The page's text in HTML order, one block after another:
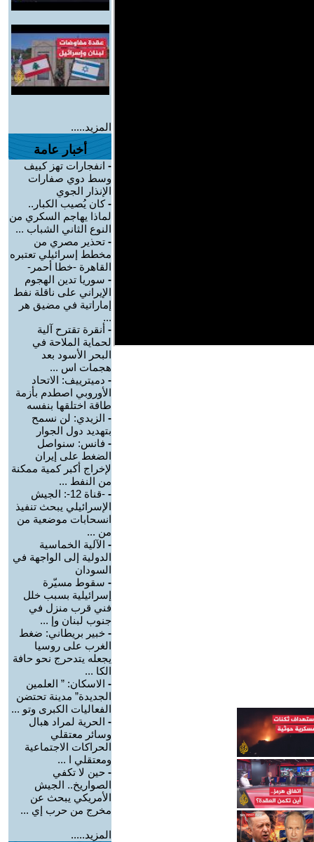
المزيد.....
أخبار عامة
- انفجارات تهز كييف
وسط دوي صفارات
الإنذار الجوي
-كان يُصيب الكبار..
لماذا يهاجم السكري من
النوع الثاني الشباب ...
- تحذير مصري من
مخطط إسرائيلي تعتبره
القاهرة -خطا أحمر-
- سوريا تدين الهجوم
الإيراني على ناقلة نفط
إماراتية في مضيق هر
...
- أنقرة تقترح آلية
لحماية الملاحة في
البحر الأسود بعد
هجمات اس ...
- دميترييف: الاتحاد
الأوروبي اصطدم بأزمة
طاقة اختلقها بنفسه
- الزيدي: لن نسمح
بتهديد دول الجوار
- فانس: سنواصل
الضغط على إيران
لإخراج أكبر كمية ممكنة
من النفط ...
-
-قناة 12-: الجيش
الإسرائيلي يبحث تنفيذ
انسحابات موضعية من
من ...
- الآلية الخماسية
الدولية إلى الواجهة في
السودان
- سقوط مسيّرة
إسرائيلية بسبب خلل
فني قرب منزل في
جنوب لبنان وإ ...
- خبير بريطاني: ضغط
الغرب على روسيا
يجعله يتدحرج نحو حافة
الكا ...
- الاسكان: ” العلمين
الجديدة” مدينة تحتضن
الفعاليات الكبرى وتو ...
- الحرية لمراد هبال
وسائر معتقلي
الحراكات الاجتماعية
ومعتقلي ا ...
- حين لا تكفي
الصواريخ.. الجيش
الأمريكي يبحث عن
مخرج من حرب إي ...
المزيد.....